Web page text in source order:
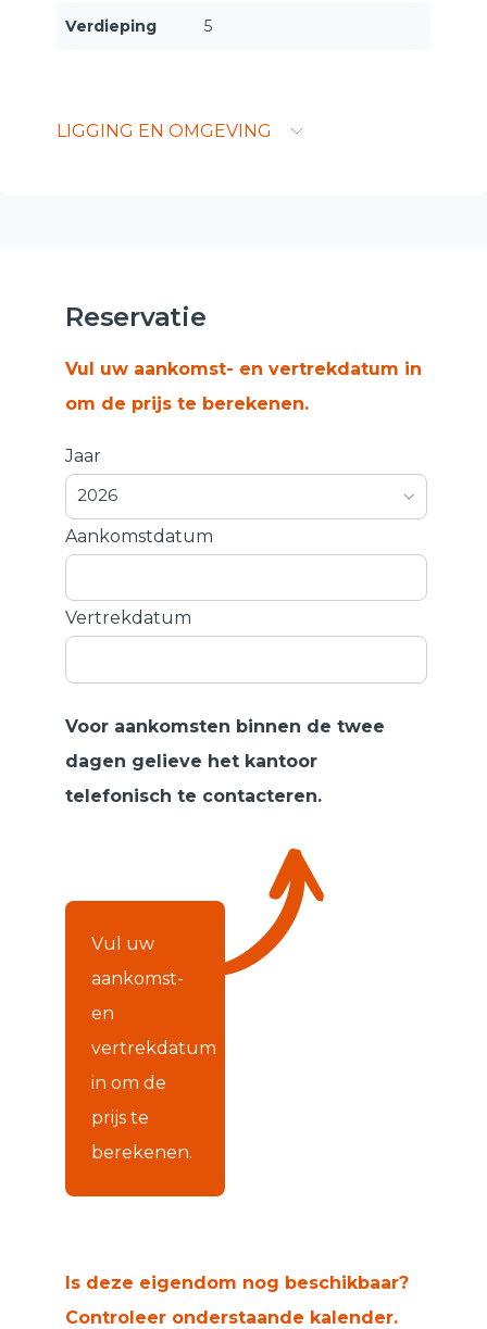
Verdieping 5
LIGGING EN OMGEVING
Reservatie
Vul uw aankomst- en vertrekdatum in
om de prijs te berekenen.
Jaar
2026
Aankomstdatum
Vertrekdatum
Voor aankomsten binnen de twee
dagen gelieve het kantoor
telefonisch te contacteren.
Vul uw
aankomst-
en
vertrekdatum
in om de
prijs te
berekenen.
Is deze eigendom nog beschikbaar?
Controleer onderstaande kalender.